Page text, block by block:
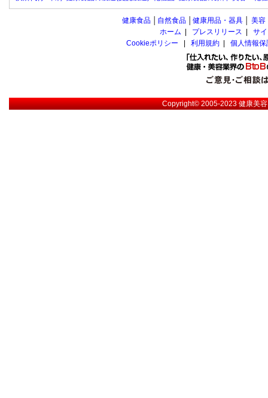
健康食品 自然食品 健康用品・器具 美容
ホーム
プレスリリース
サ
Cookieポリシー
利用規約 個人情報
Copyright© 2005-2023健康美